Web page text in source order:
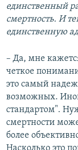
единственный
смертность. И
единственную
– Да, мне
четкое
это самый
возможных.
стандартом".
смертности
более